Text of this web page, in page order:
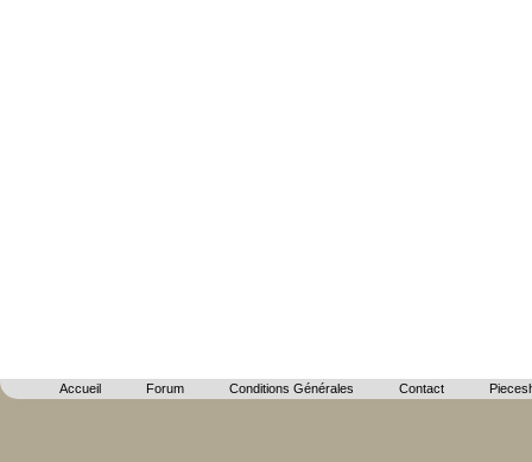
Accueil Forum Conditions Générales Contact